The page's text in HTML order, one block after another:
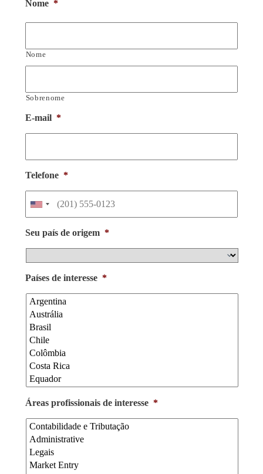
Nome *
Nome
Sobrenome
E-mail *
Telefone *
Seu país de origem *
Países de interesse *
Áreas profissionais de interesse *